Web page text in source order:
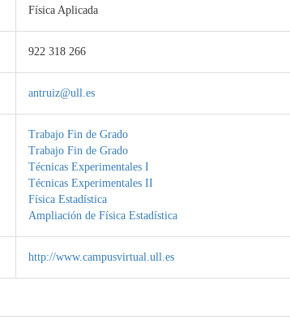
Física Aplicada
922 318 266
antruiz@ull.es
Trabajo Fin de Grado
Trabajo Fin de Grado
Técnicas Experimentales I
Técnicas Experimentales II
Física Estadística
Ampliación de Física Estadística
http://www.campusvirtual.ull.es